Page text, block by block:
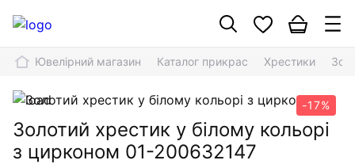
Ювелірний магазин Каталог прикрас Хрестики
-17%
Золотий хрестик у білому кольорі
з цирконом 01-200632147